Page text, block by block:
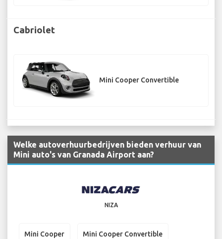
Cabriolet
Mini Cooper Convertible
Welke autoverhuurbedrijven bieden verhuur van
Mini auto's van Granada Airport aan?
NIZA
Mini Cooper Mini Cooper Convertible